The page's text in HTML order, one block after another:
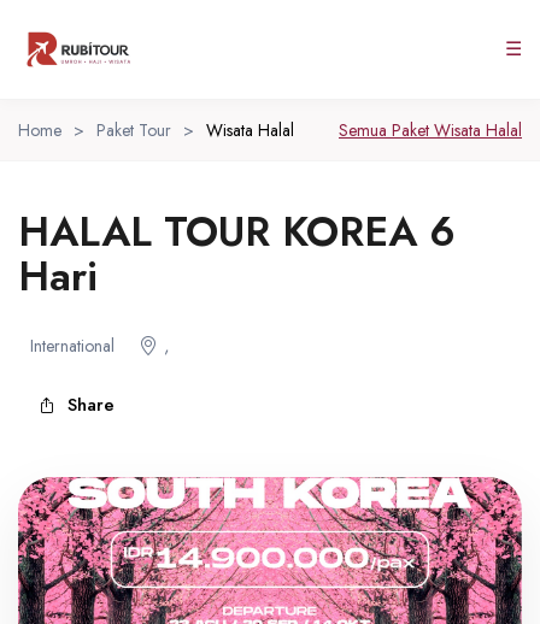
☰
Home > Paket Tour > Wisata Halal Semua Paket Wisata Halal
HALAL TOUR KOREA 6
Hari
International ,
Share